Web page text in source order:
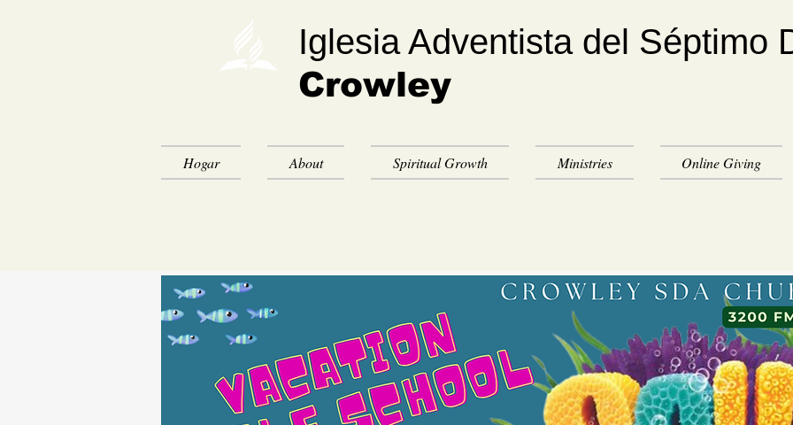
Iglesia Adventista del Séptimo
Crowley
Hogar About Spiritual Growth Ministries Online Giving